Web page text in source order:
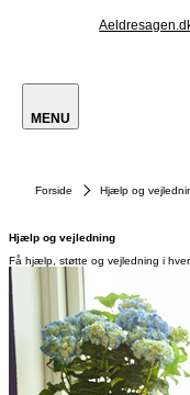
MENU
Forside Hjælp og
Hjælp og vejledning
Få hjælp, støtte og vejledning i